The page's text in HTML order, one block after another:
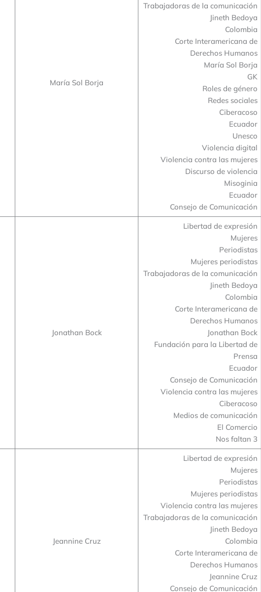
María Sol Borja
Trabajadoras de la comunicación
Jineth Bedoya
Colombia
Corte Interamericana de
Derechos Humanos
María Sol Borja
GK
Roles de género
Redes sociales
Ciberacoso
Ecuador
Unesco
Violencia digital
Violencia contra las mujeres
Discurso de violencia
Misoginia
Ecuador
Consejo de Comunicación
Jonathan Bock
Libertad de expresión
Mujeres
Periodistas
Mujeres periodistas
Trabajadoras de la comunicación
Jineth Bedoya
Colombia
Corte Interamericana de
Derechos Humanos
Jonathan Bock
Fundación para la Libertad de
Prensa
Ecuador
Consejo de Comunicación
Violencia contra las mujeres
Ciberacoso
Medios de comunicación
El Comercio
Nos faltan 3
Jeannine Cruz
Libertad de expresión
Mujeres
Periodistas
Mujeres periodistas
Violencia contra las mujeres
Trabajadoras de la comunicación
Jineth Bedoya
Colombia
Corte Interamericana de
Derechos Humanos
Jeannine Cruz
Consejo de Comunicación